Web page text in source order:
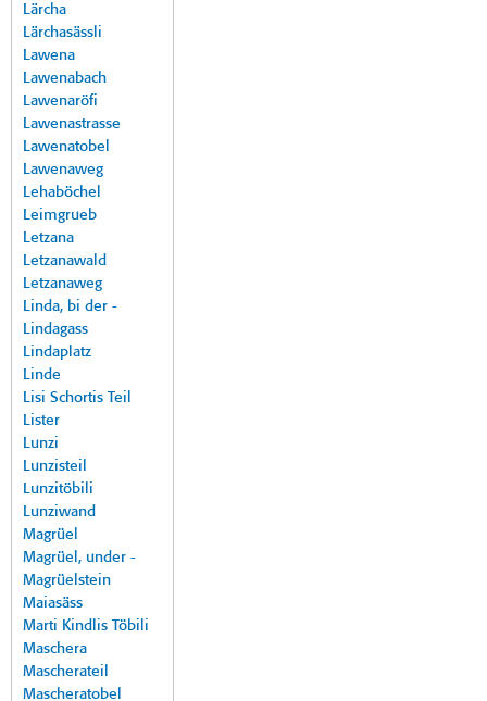
Lärcha
Lärchasässli
Lawena
Lawenabach
Lawenaröfi
Lawenastrasse
Lawenatobel
Lawenaweg
Lehaböchel
Leimgrueb
Letzana
Letzanawald
Letzanaweg
Linda, bi der -
Lindagass
Lindaplatz
Linde
Lisi Schortis Teil
Lister
Lunzi
Lunzisteil
Lunzitöbili
Lunziwand
Magrüel
Magrüel, under -
Magrüelstein
Maiasäss
Marti Kindlis Töbili
Maschera
Mascherateil
Mascheratobel